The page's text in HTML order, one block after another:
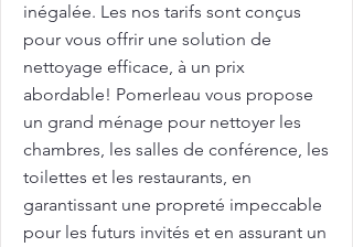
inégalée. Les nos tarifs sont conçus
pour vous offrir une solution de
nettoyage efficace, à un prix
abordable! Pomerleau vous propose
un grand ménage pour nettoyer les
chambres, les salles de conférence, les
toilettes et les restaurants, en
garantissant une propreté impeccable
pour les futurs invités et en assurant un